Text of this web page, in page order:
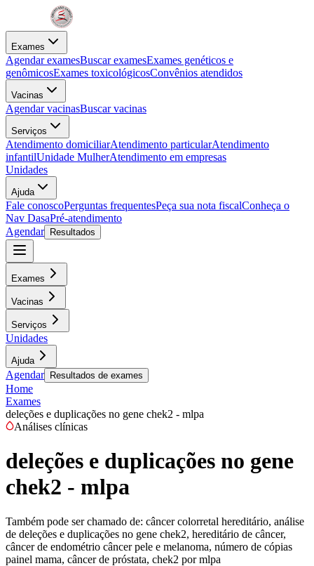
Exames
Agendar examesBuscar examesExames genéticos e
genômicosExames toxicológicosConvênios atendidos
Vacinas
Agendar vacinasBuscar vacinas
Serviços
Atendimento domiciliarAtendimento particularAtendimento
infantilUnidade MulherAtendimento em empresas
Unidades
Ajuda
Fale conoscoPerguntas frequentesPeça sua nota fiscalConheça o
Nav DasaPré-atendimento
Agendar
Resultados
Exames
Vacinas
Serviços
Unidades
Ajuda
Agendar Resultados de exames
Home
Exames
deleções e duplicações no gene chek2 - mlpa
Análises clínicas
deleções e duplicações no gene
chek2 - mlpa
Também pode ser chamado de: câncer colorretal hereditário, análise
de deleções e duplicações no gene chek2, hereditário de câncer,
câncer de endométrio câncer pele e melanoma, número de cópias
painel mama, câncer de próstata, chek2 por mlpa